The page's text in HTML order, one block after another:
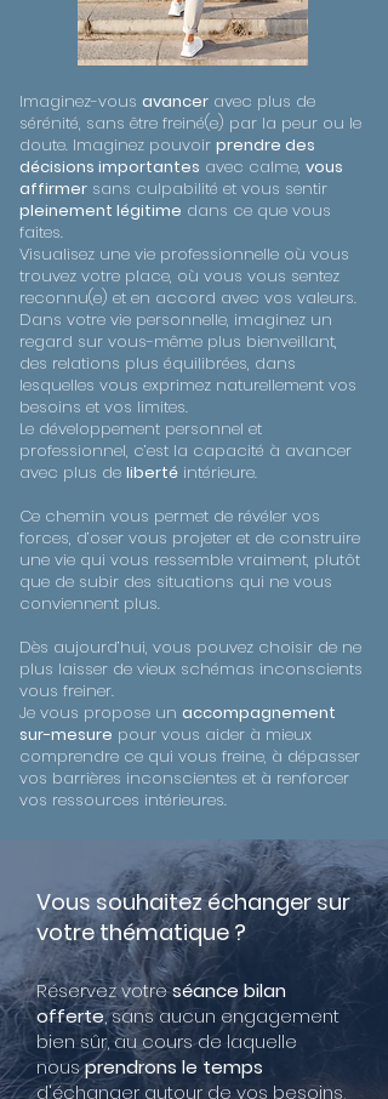
Imaginez-vous avancer avec plus de
sérénité, sans être freiné(e) par la peur ou le
doute. Imaginez pouvoir prendre des
décisions importantes avec calme, vous
affirmer sans culpabilité et vous sentir
pleinement légitime dans ce que vous
faites.
Visualisez une vie professionnelle où vous
trouvez votre place, où vous vous sentez
reconnu(e) et en accord avec vos valeurs.
Dans votre vie personnelle, imaginez un
regard sur vous-même plus bienveillant,
des relations plus équilibrées, dans
lesquelles vous exprimez naturellement vos
besoins et vos limites.
Le développement personnel et
professionnel, c’est la capacité à avancer
avec plus de liberté intérieure.
Ce chemin vous permet de révéler vos
forces, d’oser vous projeter et de construire
une vie qui vous ressemble vraiment, plutôt
que de subir des situations qui ne vous
conviennent plus.
Dès aujourd’hui, vous pouvez choisir de ne
plus laisser de vieux schémas inconscients
vous freiner.
Je vous propose un accompagnement
sur-mesure pour vous aider à mieux
comprendre ce qui vous freine, à dépasser
vos barrières inconscientes et à renforcer
vos ressources intérieures.
Vous souhaitez échanger sur
votre thématique ?
Réservez votreséance bilan
offerte, sans aucun engagement
bien sûr, au cours de laquelle
nousprendrons le temps
d'échanger autour de vos besoins,